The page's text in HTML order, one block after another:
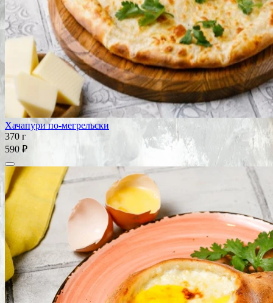
Хачапури по-мегрельски
370 г
590 ₽